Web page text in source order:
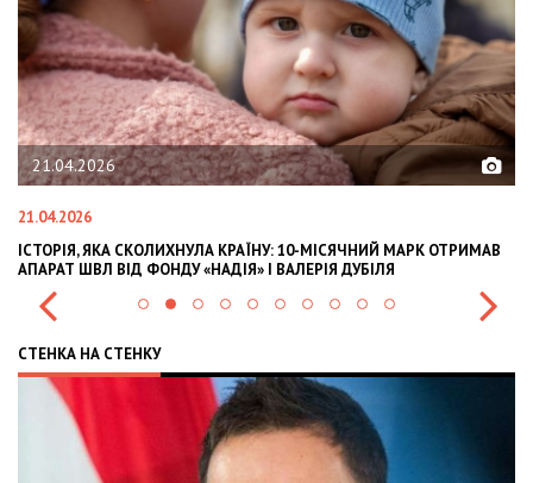
21.04.2026
21.04.2026
ІСТОРІЯ, ЯКА СКОЛИХНУЛА КРАЇНУ: 10-МІСЯЧНИЙ МАРК ОТРИМАВ
АПАРАТ ШВЛ ВІД ФОНДУ «НАДІЯ» І ВАЛЕРІЯ ДУБІЛЯ
СТЕНКА НА СТЕНКУ